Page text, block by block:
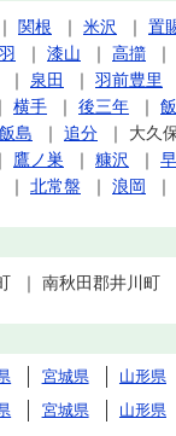
関根 ｜ 米沢 ｜ 置
｜ 漆山 ｜ 高擶 ｜
｜ 泉田 ｜ 羽前豊里
横手 ｜ 後三年 ｜
飯島 ｜ 追分 ｜ 大久
鷹ノ巣 ｜ 糠沢 ｜
｜ 北常盤 ｜ 浪岡 ｜
｜ 南秋田郡井川町
宮城県 山形県
宮城県 山形県